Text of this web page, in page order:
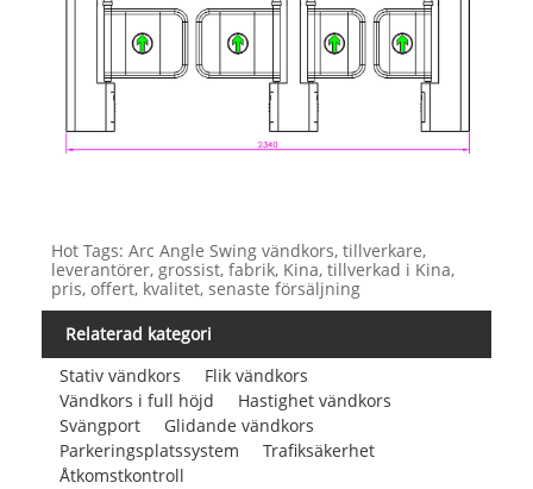
Hot Tags: Arc Angle Swing vändkors, tillverkare,
leverantörer, grossist, fabrik, Kina, tillverkad i Kina,
pris, offert, kvalitet, senaste försäljning
Relaterad kategori
Stativ vändkors
Flik vändkors
Vändkors i full höjd
Hastighet vändkors
Svängport
Glidande vändkors
Parkeringsplatssystem
Trafiksäkerhet
Åtkomstkontroll